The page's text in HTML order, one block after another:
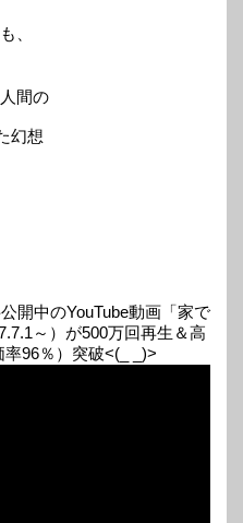
、
間の
幻想
開中のYouTube動画「家で
～）が500万回再生＆高
96％）突破<(_ _)>